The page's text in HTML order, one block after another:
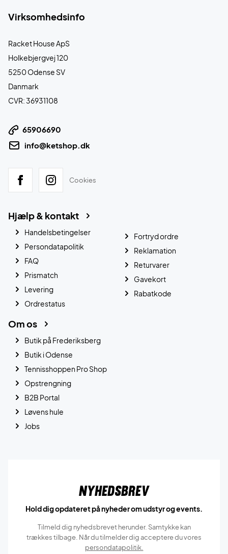
Virksomhedsinfo
Racket House ApS
Holkebjergvej 120
5250 Odense SV
Danmark
CVR: 36931108
65906690
info@ketshop.dk
Cookies
Hjælp & kontakt
Handelsbetingelser
Persondatapolitik
FAQ
Prismatch
Levering
Ordrestatus
Fortryd ordre
Reklamation
Returvarer
Gavekort
Rabatkode
Om os
Butik på Frederiksberg
Butik i Odense
Tennisshoppen Pro Shop
Opstrengning
B2B Portal
Løvens hule
Jobs
Nyhedsbrev
Hold dig opdateret på nyheder om udstyr og events.
Tilmeld dig nyhedsbrevet herunder. Samtykke kan
trækkes tilbage. Når du tilmelder dig acceptere du vores
persondatapolitik.